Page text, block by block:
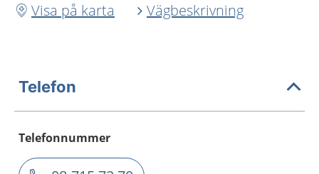
Visa på karta
Vägbeskrivning
Telefon
Telefonnummer